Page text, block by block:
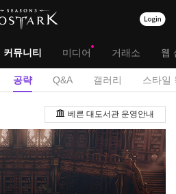
대
메
커뮤니티 미디어 거래소 웹
서
메
뉴
공략 Q&A 갤러리 스타일
베른 대도서관 운영안내